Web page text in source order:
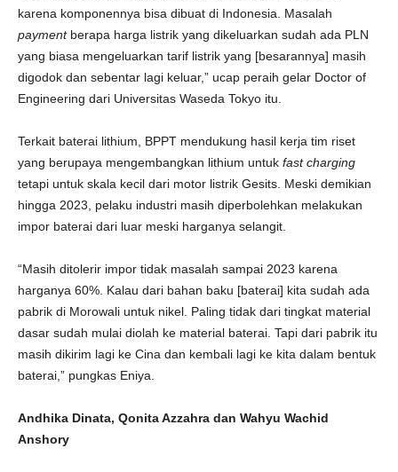
karena komponennya bisa dibuat di Indonesia. Masalah
paymentberapa harga listrik yang dikeluarkan sudah ada PLN
yang biasa mengeluarkan tarif listrik yang [besarannya] masih
digodok dan sebentar lagi keluar,” ucap peraih gelar Doctor of
Engineering dari Universitas Waseda Tokyo itu.
Terkait baterai lithium, BPPT mendukung hasil kerja tim riset
yang berupaya mengembangkan lithium untuk fast charging
tetapi untuk skala kecil dari motor listrik Gesits. Meski demikian
hingga 2023, pelaku industri masih diperbolehkan melakukan
impor baterai dari luar meski harganya selangit.
“Masih ditolerir impor tidak masalah sampai 2023 karena
harganya 60%. Kalau dari bahan baku [baterai] kita sudah ada
pabrik di Morowali untuk nikel. Paling tidak dari tingkat material
dasar sudah mulai diolah ke material baterai. Tapi dari pabrik itu
masih dikirim lagi ke Cina dan kembali lagi ke kita dalam bentuk
baterai,” pungkas Eniya.
Andhika Dinata, Qonita Azzahra dan Wahyu Wachid
Anshory